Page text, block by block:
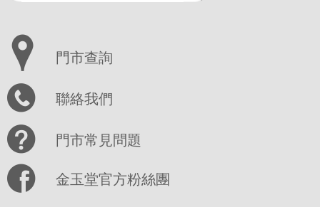
門市查詢
聯絡我們
門市常見問題
金玉堂官方粉絲團